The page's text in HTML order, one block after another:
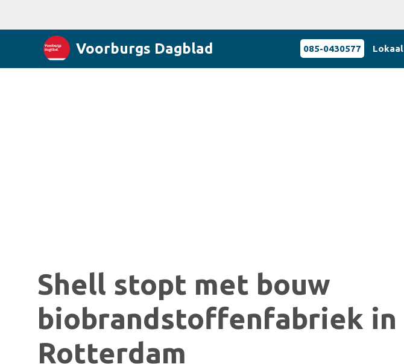
Voorburgs Dagblad 085-0430577 Lokaal
Shell stopt met bouw
biobrandstoffenfabriek in
Rotterdam